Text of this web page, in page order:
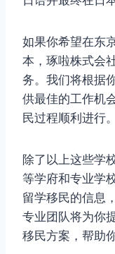
如果你希望在东
本，琢啦株式会
务。我们将根据
供最佳的工作机
民过程顺利进行。
除了以上这些学
等学府和专业学
留学移民的信息
专业团队将为你
移民方案，帮助